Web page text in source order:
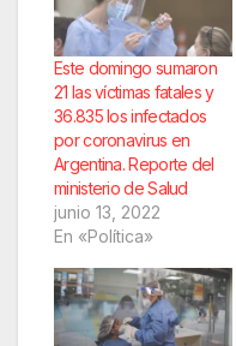
Este domingo sumaron
21 las víctimas fatales y
36.835 los infectados
por coronavirus en
Argentina. Reporte del
ministerio de Salud
junio 13, 2022
En «Política»